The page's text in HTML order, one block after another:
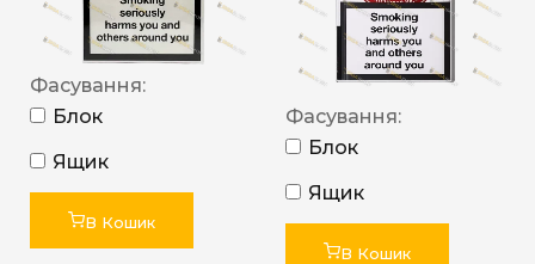
Фасування:
Блок
Ящик
В Кошик
Фасування:
Блок
Ящик
В Кошик